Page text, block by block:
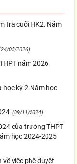
tra cuối HK2. Năm
03/2026)
năm 2026
học kỳ 2.Năm học
(09/11/2024)
của trường THPT
học 2024-2025
về việc phê duyệt